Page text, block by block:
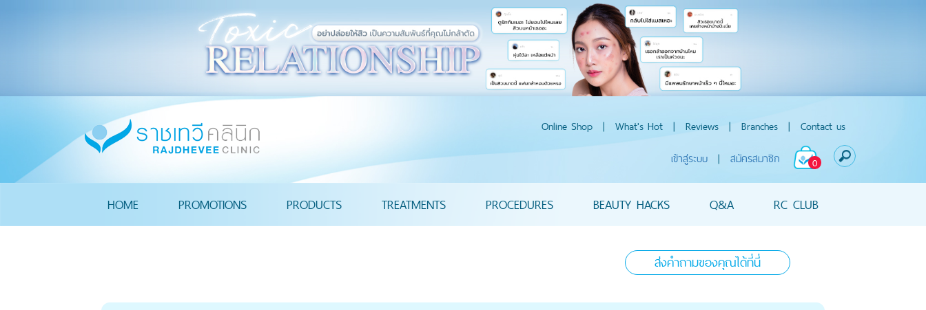
Online Shop | What's Hot | Reviews | Branches | Contact us
0
เข้าสู่ระบบ | สมัครสมาชิก
HOME PROMOTIONS PRODUCTS TREATMENTS PROCEDURES BEAUTY HACKS Q&A RC CLUB
ส่งคำถามของคุณได้ที่นี่